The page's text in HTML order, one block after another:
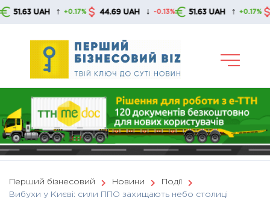
Skip
UAH ↑ +0.17% 44.69 UAH ↓ -0.13% 51.63 UAH ↑ +0.17%
Перший бізнесовий Новини
Події
Вибухи у Києві: сили ППО захищають небо столиці